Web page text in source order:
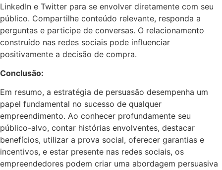
LinkedIn e Twitter para se envolver diretamente com seu
público. Compartilhe conteúdo relevante, responda a
perguntas e participe de conversas. O relacionamento
construído nas redes sociais pode influenciar
positivamente a decisão de compra.
Conclusão:
Em resumo, a estratégia de persuasão desempenha um
papel fundamental no sucesso de qualquer
empreendimento. Ao conhecer profundamente seu
público-alvo, contar histórias envolventes, destacar
benefícios, utilizar a prova social, oferecer garantias e
incentivos, e estar presente nas redes sociais, os
empreendedores podem criar uma abordagem persuasiva